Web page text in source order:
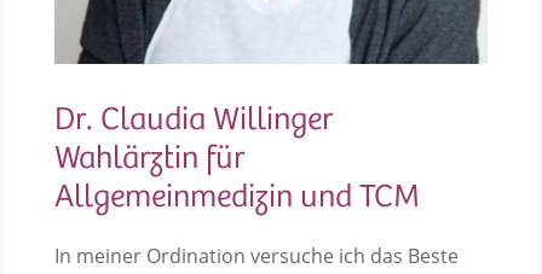
Dr. Claudia Willinger
Wahlärztin für
Allgemeinmedizin und TCM
In meiner Ordination versuche ich das Beste